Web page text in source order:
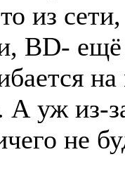
из
BD-
А уж из-
не